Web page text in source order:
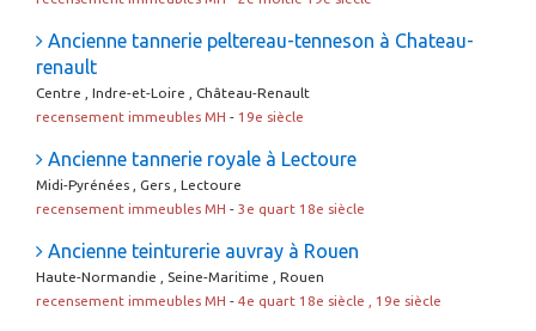
Ancienne tannerie peltereau-tenneson à Chateau-
renault
Centre , Indre-et-Loire , Château-Renault
recensement immeubles MH - 19e siècle
Ancienne tannerie royale à Lectoure
Midi-Pyrénées , Gers , Lectoure
recensement immeubles MH - 3e quart 18e siècle
Ancienne teinturerie auvray à Rouen
Haute-Normandie , Seine-Maritime , Rouen
recensement immeubles MH - 4e quart 18e siècle , 19e siècle